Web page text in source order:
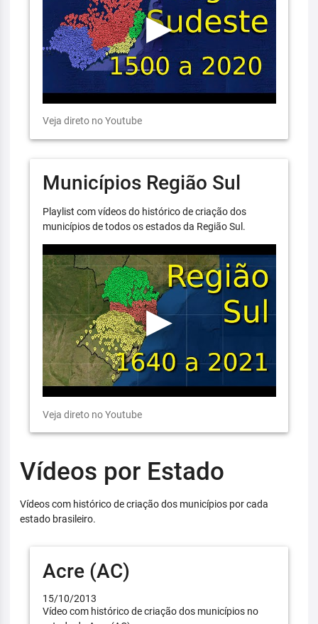
Veja direto no Youtube
Municípios Região Sul
Playlist com vídeos do histórico de criação dos
municípios de todos os estados da Região Sul.
Veja direto no Youtube
Vídeos por Estado
Vídeos com histórico de criação dos municípios por cada
estado brasileiro.
Acre (AC)
15/10/2013
Vídeo com histórico de criação dos municípios no